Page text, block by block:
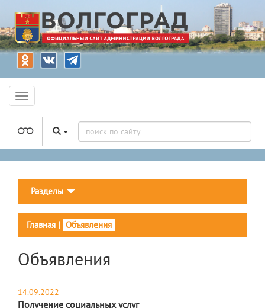
Разделы
Главная | Объявления
Объявления
14.09.2022
Получение социальных услуг